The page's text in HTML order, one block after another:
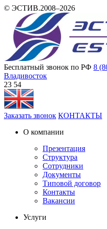
© ЭСТИВ.2008–2026
Бесплатный звонок по РФ 8
Владивосток
23 54
Заказать звонок КОНТАКТЫ
О компании
Презентация
Структура
Сотрудники
Документы
Типовой договор
Контакты
Вакансии
Услуги